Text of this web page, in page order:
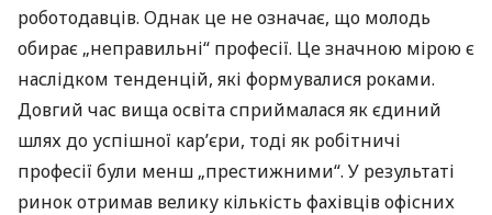
роботодавців. Однак це не означає, що молодь
обирає „неправильні“ професії. Це значною мірою є
наслідком тенденцій, які формувалися роками.
Довгий час вища освіта сприймалася як єдиний
шлях до успішної кар’єри, тоді як робітничі
професії були менш „престижними“. У результаті
ринок отримав велику кількість фахівців офісних